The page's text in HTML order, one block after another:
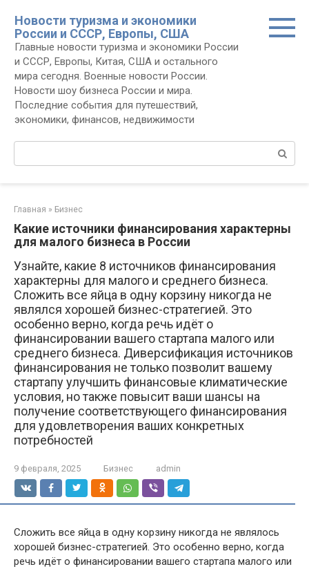
контенту
Новости туризма и экономики
России и СССР, Европы, США
Главные новости туризма и экономики России
и СССР, Европы, Китая, США и остального
мира сегодня. Военные новости России.
Новости шоу бизнеса России и мира.
Последние события для путешествий,
экономики, финансов, недвижимости
Поиск:
Главная » Бизнес
Какие источники финансирования характерны
для малого бизнеса в России
Узнайте, какие 8 источников финансирования
характерны для малого и среднего бизнеса.
Сложить все яйца в одну корзину никогда не
являлся хорошей бизнес-стратегией. Это
особенно верно, когда речь идёт о
финансировании вашего стартапа малого или
среднего бизнеса. Диверсификация источников
финансирования не только позволит вашему
стартапу улучшить финансовые климатические
условия, но также повысит ваши шансы на
получение соответствующего финансирования
для удовлетворения ваших конкретных
потребностей
9 февраля, 2025 Бизнес admin
Сложить все яйца в одну корзину никогда не являлось
хорошей бизнес-стратегией. Это особенно верно, когда
речь идёт о финансировании вашего стартапа малого или